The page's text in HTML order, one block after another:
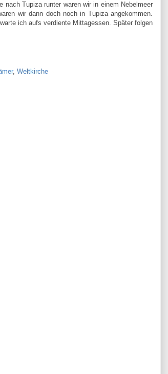
nach Tupiza runter waren wir in einem Nebelmeer
wir dann doch noch in Tupiza angekommen.
ich aufs verdiente Mittagessen. Später folgen
, Weltkirche